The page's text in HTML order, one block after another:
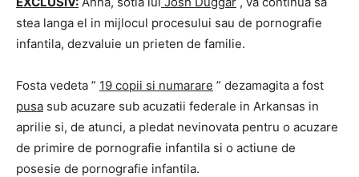
stea langa el in mijlocul procesului sau de pornografie
infantila, dezvaluie un prieten de familie.
Fosta vedeta ” 19 copii si numarare ” dezamagita a fost
pusa sub acuzare sub acuzatii federale in Arkansas in
aprilie si, de atunci, a pledat nevinovata pentru o acuzare
de primire de pornografie infantila si o actiune de
posesie de pornografie infantila.